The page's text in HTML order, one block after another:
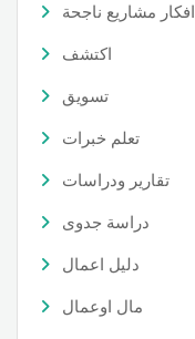
افكار مشاريع ناجحة
اكتشف
تسويق
تعلم خبرات
تقارير ودراسات
دراسة جدوى
دليل اعمال
مال اوعمال